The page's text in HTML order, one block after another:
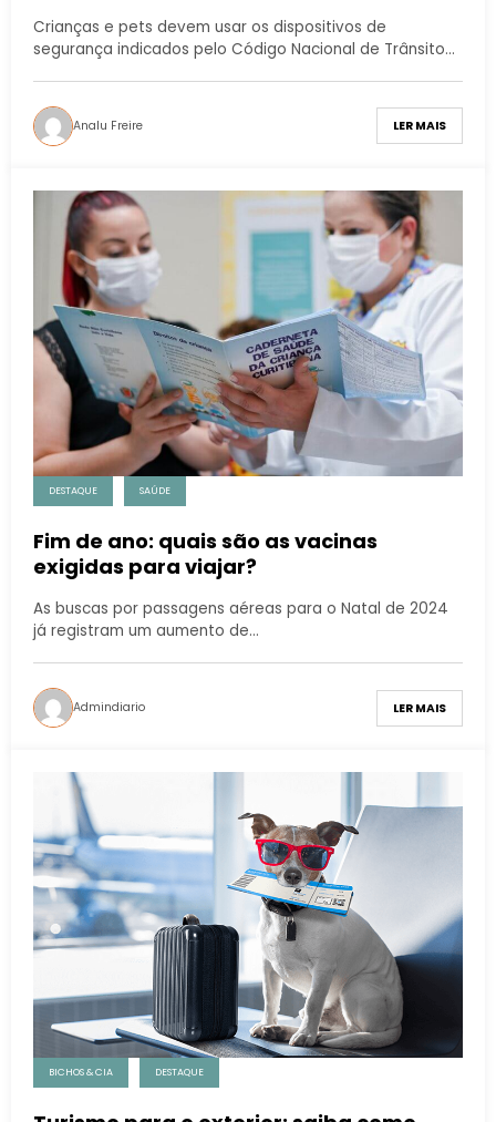
Crianças e pets devem usar os dispositivos de
segurança indicados pelo Código Nacional de Trânsito…
Analu Freire LER MAIS
DESTAQUE SAÚDE
Fim de ano: quais são as vacinas
exigidas para viajar?
As buscas por passagens aéreas para o Natal de 2024
já registram um aumento de…
Admindiario LER MAIS
BICHOS & CIA DESTAQUE